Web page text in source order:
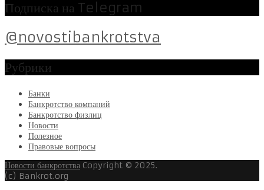
Подписка на Telegram
@novostibankrotstva
Рубрики
Банки
Банкротство компаний
Банкротство физлиц
Новости
Полезное
Правовые вопросы
Новости банкротства Copyright © 2025.
(c) Bankrot.org